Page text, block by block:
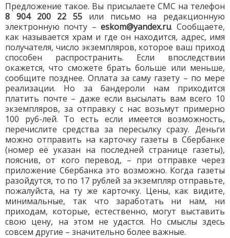
Предложение такое. Вы присылаете СМС на телефон
8 904 200 22 55 или письмо на редакционную
электронную почту – eskom@yandex.ru. Сообщаете,
как называется храм и где он находится, адрес, имя
получателя, число экземпляров, которое ваш приход
способен распространить. Если впоследствии
окажется, что сможете брать больше или меньше,
сообщите позднее. Оплата за саму газету – по мере
реализации. Но за бандероли нам приходится
платить почте – даже если высылать вам всего 10
экземпляров, за отправку с нас возьмут примерно
100 руб-лей. То есть если имеется возможность,
перечислите средства за пересылку сразу. Деньги
можно отправить на карточку газеты в Сбербанке
(номер её указан на последней странице газеты),
пояснив, от кого перевод, – при отправке через
приложение Сбербанка это возможно. Когда газеты
разойдутся, то по 17 рублей за экземпляр отправьте,
пожалуйста, на ту же карточку. Цены, как видите,
минимальные, так что заработать ни нам, ни
приходам, которые, естественно, могут выставить
свою цену, на этом не удастся. Но смыслы здесь
совсем другие – значительно более важные.